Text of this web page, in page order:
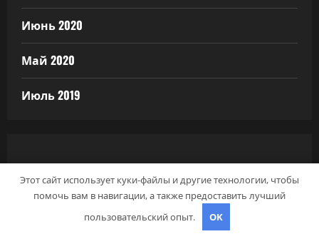
Июнь 2020
Май 2020
Июль 2019
РУБРИКИ
Этот сайт использует куки-файлы и другие технологии, чтобы
помочь вам в навигации, а также предоставить лучший
пользовательский опыт.
OK